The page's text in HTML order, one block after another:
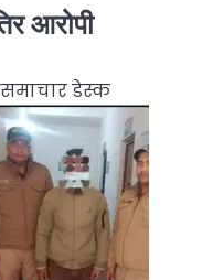
आरोपी
डेस्क